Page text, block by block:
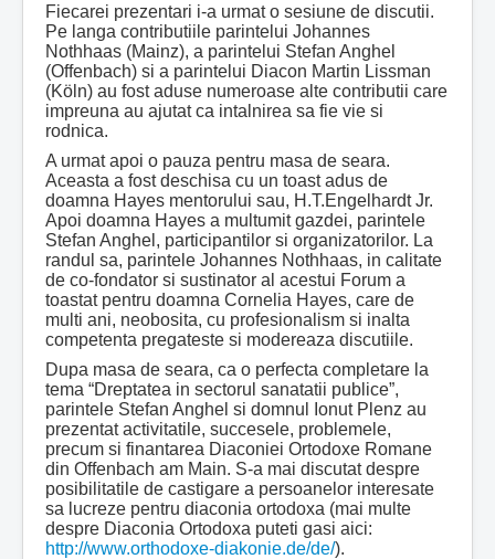
Fiecarei prezentari i-a urmat o sesiune de discutii.
Pe langa contributiile parintelui Johannes
Nothhaas (Mainz), a parintelui Stefan Anghel
(Offenbach) si a parintelui Diacon Martin Lissman
(Köln) au fost aduse numeroase alte contributii care
impreuna au ajutat ca intalnirea sa fie vie si
rodnica.
A urmat apoi o pauza pentru masa de seara.
Aceasta a fost deschisa cu un toast adus de
doamna Hayes mentorului sau, H.T.Engelhardt Jr.
Apoi doamna Hayes a multumit gazdei, parintele
Stefan Anghel, participantilor si organizatorilor. La
randul sa, parintele Johannes Nothhaas, in calitate
de co-fondator si sustinator al acestui Forum a
toastat pentru doamna Cornelia Hayes, care de
multi ani, neobosita, cu profesionalism si inalta
competenta pregateste si modereaza discutiile.
Dupa masa de seara, ca o perfecta completare la
tema “Dreptatea in sectorul sanatatii publice”,
parintele Stefan Anghel si domnul Ionut Plenz au
prezentat activitatile, succesele, problemele,
precum si finantarea Diaconiei Ortodoxe Romane
din Offenbach am Main. S-a mai discutat despre
posibilitatile de castigare a persoanelor interesate
sa lucreze pentru diaconia ortodoxa (mai multe
despre Diaconia Ortodoxa puteti gasi aici:
http://www.orthodoxe-diakonie.de/de/).